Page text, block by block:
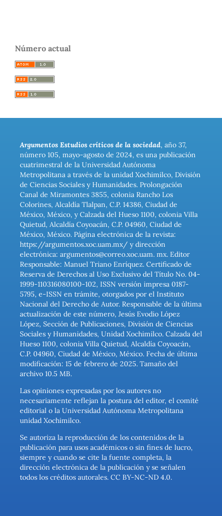
Número actual
Argumentos Estudios críticos de la sociedad, año 37,
número 105, mayo-agosto de 2024, es una publicación
cuatrimestral de la Universidad Autónoma
Metropolitana a través de la unidad Xochimilco, División
de Ciencias Sociales y Humanidades. Prolongación
Canal de Miramontes 3855, colonia Rancho Los
Colorines, Alcaldía Tlalpan, C.P. 14386, Ciudad de
México, México, y Calzada del Hueso 1100, colonia Villa
Quietud, Alcaldía Coyoacán, C.P. 04960, Ciudad de
México, México. Página electrónica de la revista:
https://argumentos.xoc.uam.mx/ y dirección
electrónica: argumentos@correo.xoc.uam. mx. Editor
Responsable: Manuel Triano Enríquez. Certificado de
Reserva de Derechos al Uso Exclusivo del Título No. 04-
1999-110316080100-102, ISSN versión impresa 0187-
5795, e-ISSN en trámite, otorgados por el Instituto
Nacional del Derecho de Autor. Responsable de la última
actualización de este número, Jesús Evodio López
López, Sección de Publicaciones, División de Ciencias
Sociales y Humanidades, Unidad Xochimilco. Calzada del
Hueso 1100, colonia Villa Quietud, Alcaldía Coyoacán,
C.P. 04960, Ciudad de México, México. Fecha de última
modificación: 15 de febrero de 2025. Tamaño del
archivo 10.5 MB.
Las opiniones expresadas por los autores no
necesariamente reflejan la postura del editor, el comité
editorial o la Universidad Autónoma Metropolitana
unidad Xochimilco.
Se autoriza la reproducción de los contenidos de la
publicación para usos académicos o sin fines de lucro,
siempre y cuando se cite la fuente completa, la
dirección electrónica de la publicación y se señalen
todos los créditos autorales. CC BY-NC-ND 4.0.